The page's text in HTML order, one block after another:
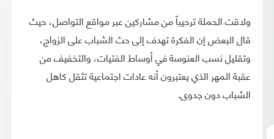
ولاقت الحملة ترحيباً من مشاركين عبر مواقع التواصل، حيث
قال البعض إن الفكرة تهدف إلى حث الشباب على الزواج،
وتقليل نسب العنوسة في أوساط الفتيات، والتخفيف من
عقبة المهر الذي يعتبرون أنه عادات اجتماعية تثقل كاهل
الشباب دون جدوى.